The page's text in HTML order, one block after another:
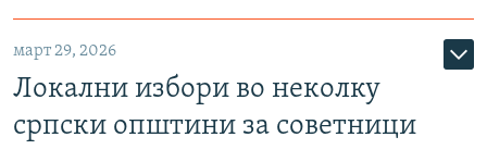
март 29, 2026
Локални избори во неколку
српски општини за советници